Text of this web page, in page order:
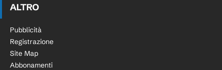
ALTRO
Pubblicità
Registrazione
Site Map
Abbonamenti